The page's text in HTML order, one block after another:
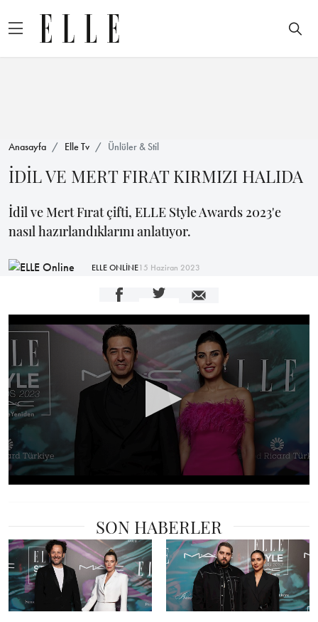
Anasayfa Elle Tv Ünlüler & Stil
İDİL VE MERT FIRAT KIRMIZI HALIDA
İdil ve Mert Fırat çifti, ELLE Style Awards 2023'e
nasıl hazırlandıklarını anlatıyor.
ELLE ONLİNE15 Haziran 2023
SON HABERLER